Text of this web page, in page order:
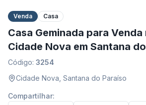
Venda Casa
Casa Geminada para
Cidade Nova em Santana
Código: 3254
Cidade Nova Santana do Paraíso
Compartilhar: